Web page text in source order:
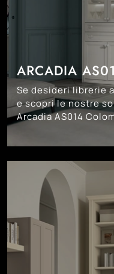
ARCADIA
Se desideri librerie
e scopri le nostre
Arcadia AS014